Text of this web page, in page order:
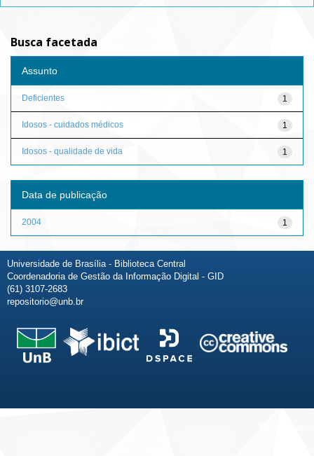
Busca facetada
Assunto
1
Deficientes
1
Idosos - cuidados médicos
1
Idosos - qualidade de vida
Data de publicação
1
2004
Universidade de Brasília - Biblioteca Central
Coordenadoria de Gestão da Informação Digital - GID
(61) 3107-2683
repositorio@unb.br